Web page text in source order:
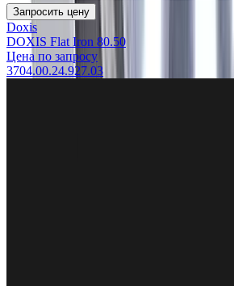
Запросить цену
Doxis
DOXIS Flat Iron 80.50
Цена по запросу
3704.00.24.927.03